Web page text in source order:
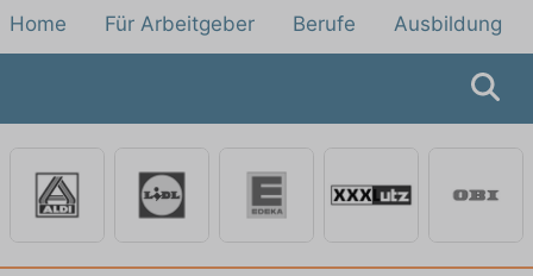
Home Für Arbeitgeber Berufe Ausbildung